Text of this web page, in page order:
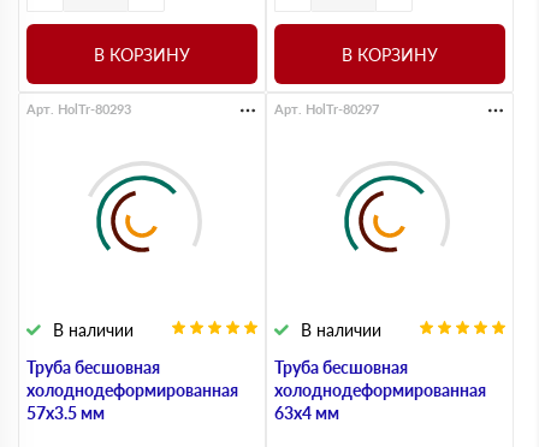
В КОРЗИНУ В КОРЗИНУ
Труба бесшовная
холоднодеформированная
57х3.5 мм
В наличии
Арт. HolTr-80293
Труба бесшовная
холоднодеформированная
63х4 мм
В наличии
Арт. HolTr-80297